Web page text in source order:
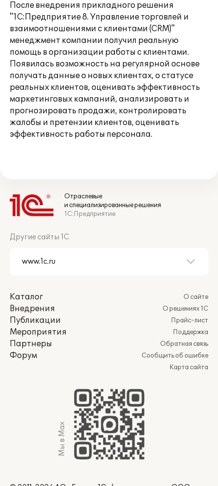
После внедрения прикладного решения
"1С:Предприятие 8. Управление торговлей и
взаимоотношениями с клиентами (CRM)"
менеджмент компании получил реальную
помощь в организации работы с клиентами.
Появилась возможность на регулярной основе
получать данные о новых клиентах, о статусе
реальных клиентов, оценивать эффективность
маркетинговых кампаний, анализировать и
прогнозировать продажи, контролировать
жалобы и претензии клиентов, оценивать
эффективность работы персонала.
Отраслевые
и специализированные решения
1С:Предприятие
Другие сайты 1С
Каталог
Внедрения
Публикации
Мероприятия
Партнеры
Форум
О сайте
О решениях 1С
Прайс-лист
Поддержка
Обратная связь
Сообщить об ошибке
Карта сайта
Мы в Max